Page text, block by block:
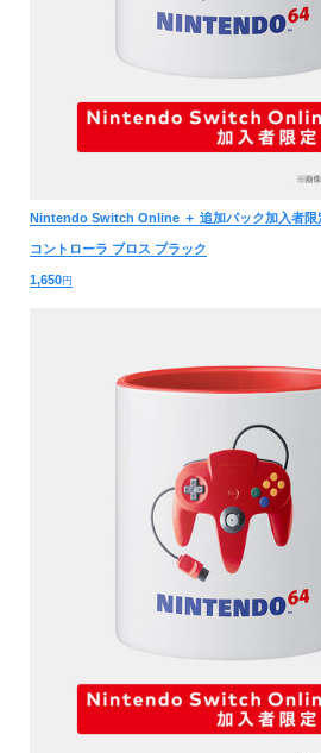
Nintendo Switch Online ＋ 追加パック加入者限
コントローラ ブロス ブラック
1,650円